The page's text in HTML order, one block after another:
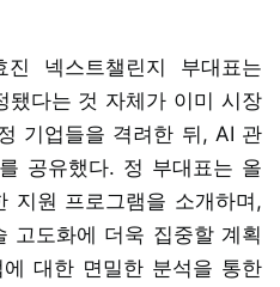
넥스트챌린지 부대표는
됐다는 것 자체가 이미 시장
기업들을 격려한 뒤, AI 관
공유했다. 정 부대표는 올
지원 프로그램을 소개하며,
고도화에 더욱 집중할 계획
대한 면밀한 분석을 통한